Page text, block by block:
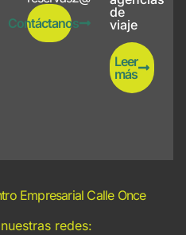
Contáctanos
de
viaje
Leer
más
Empresarial Calle Once
redes: